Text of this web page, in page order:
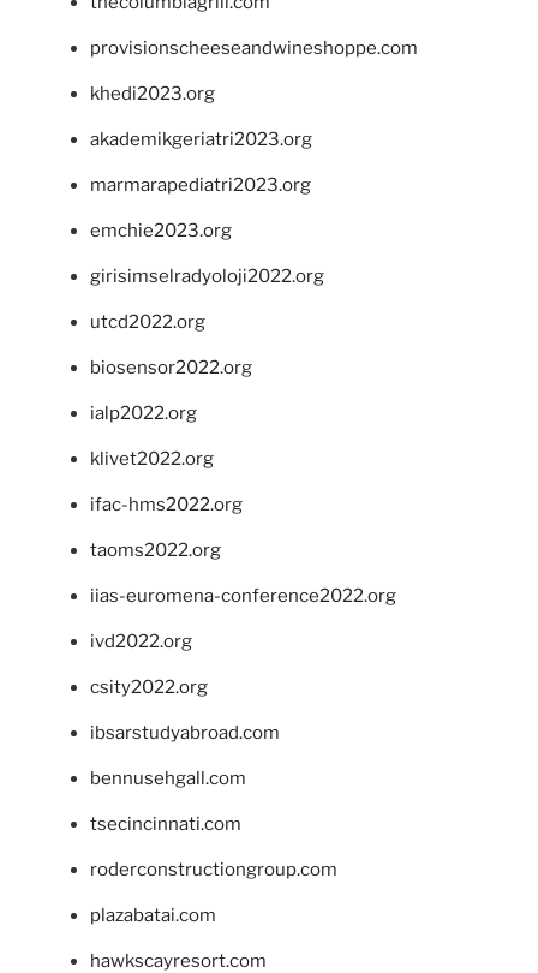
provisionscheeseandwineshoppe.com
khedi2023.org
akademikgeriatri2023.org
marmarapediatri2023.org
emchie2023.org
girisimselradyoloji2022.org
utcd2022.org
biosensor2022.org
ialp2022.org
klivet2022.org
ifac-hms2022.org
taoms2022.org
iias-euromena-conference2022.org
ivd2022.org
csity2022.org
ibsarstudyabroad.com
bennusehgall.com
tsecincinnati.com
roderconstructiongroup.com
plazabatai.com
hawkscayresort.com